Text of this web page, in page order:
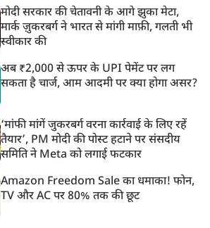
मोदी सरकार की चेतावनी के आगे झुका मेटा,
मार्क ज़ुकरबर्ग ने भारत से मांगी माफ़ी, गलती भी
स्वीकार की
अब ₹2,000 से ऊपर के UPI पेमेंट पर लग
सकता है चार्ज, आम आदमी पर क्या होगा असर?
‘मांफी मांगें जुकरबर्ग वरना कार्रवाई के लिए रहें
तैयार’, PM मोदी की पोस्ट हटाने पर संसदीय
समिति ने Meta को लगाई फटकार
Amazon Freedom Sale का धमाका! फोन,
TV और AC पर 80% तक की छूट